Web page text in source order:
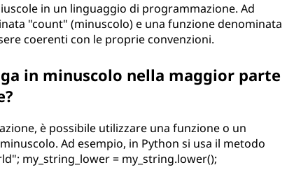
in un linguaggio di programmazione. Ad
"count" (minuscolo) e una funzione denominata
coerenti con le proprie convenzioni.
in minuscolo nella maggior parte
è possibile utilizzare una funzione o un
Ad esempio, in Python si usa il metodo
my_string_lower = my_string.lower();